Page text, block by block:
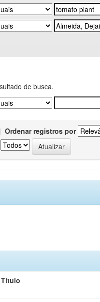
de busca.
| Ordenar registros por
Título